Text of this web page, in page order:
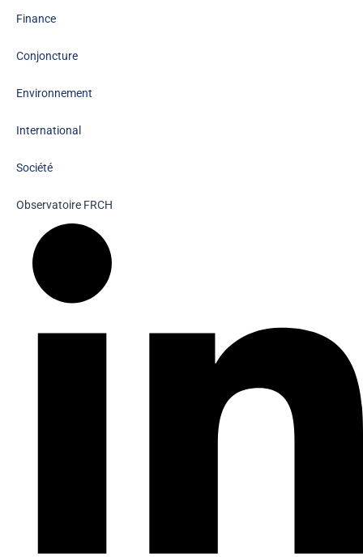
Finance
Conjoncture
Environnement
International
Société
Observatoire FRCH